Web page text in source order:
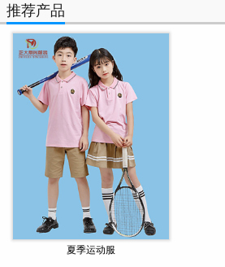
推荐产品
夏季运动服